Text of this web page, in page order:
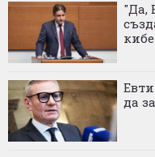
"Да,
да